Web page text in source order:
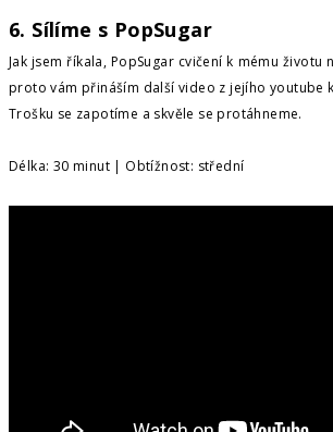
6. Sílíme s PopSugar
Jak jsem říkala, PopSugar cvičení k mému
proto vám přináším další video z jejího youtube
Trošku se zapotíme a skvěle se protáhneme.
Délka: 30 minut | Obtížnost: střední